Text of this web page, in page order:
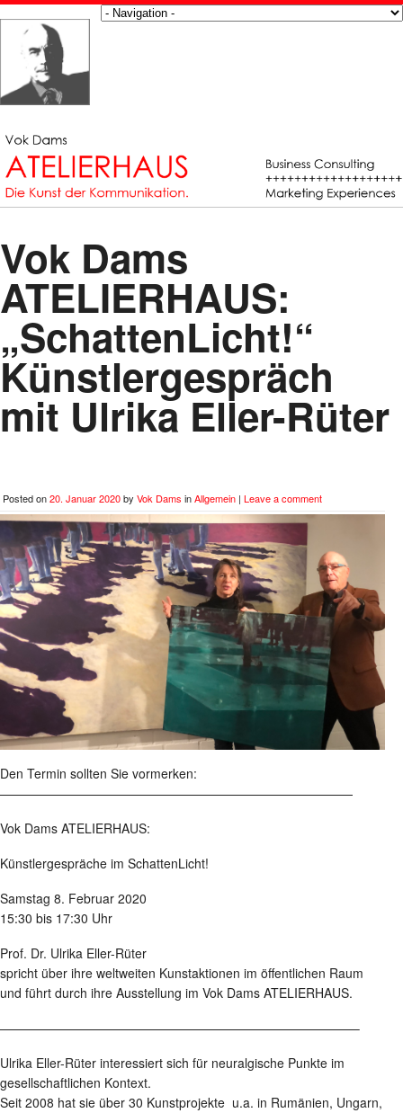
Vok Dams
ATELIERHAUS:
„SchattenLicht!“
Künstlergespräch
mit Ulrika Eller-Rüter
Posted on20. Januar 2020by Vok Dams inAllgemein | Leave a comment
Den Termin sollten Sie vormerken:
————————————————————————————
Vok Dams ATELIERHAUS:
Künstlergespräche im SchattenLicht!
Samstag 8. Februar 2020
15:30 bis 17:30 Uhr
Prof. Dr. Ulrika Eller-Rüter
spricht über ihre weltweiten Kunstaktionen im öffentlichen Raum
und führt durch ihre Ausstellung im Vok Dams ATELIERHAUS.
————————————————————————————–
Ulrika Eller-Rüter interessiert sich für neuralgische Punkte im
gesellschaftlichen Kontext.
Seit 2008 hat sie über 30 Kunstprojekte u.a. in Rumänien, Ungarn,